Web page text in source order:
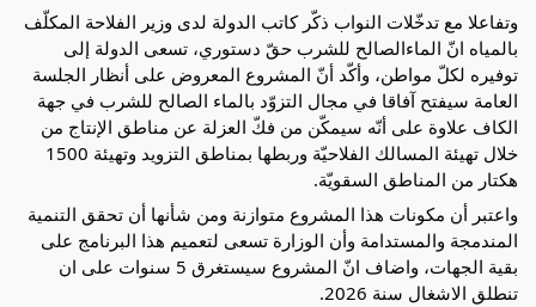
وتفاعلا مع تدخّلات النواب ذكّر كاتب الدولة لدى وزير الفلاحة المكلّف
بالمياه انّ الماءالصالح للشرب حقّ دستوري، تسعى الدولة إلى
توفيره لكلّ مواطن، وأكّد أنّ المشروع المعروض على أنظار الجلسة
العامة سيفتح آفاقا في مجال التزوّد بالماء الصالح للشرب في جهة
الكاف علاوة على أنّه سيمكّن من فكّ العزلة عن مناطق الإنتاج من
خلال تهيئة المسالك الفلاحيّة وربطها بمناطق التزويد وتهيئة 1500
هكتار من المناطق السقويّة.
واعتبر أن مكونات هذا المشروع متوازنة ومن شأنها أن تحقق التنمية
المندمجة والمستدامة وأن الوزارة تسعى لتعميم هذا البرنامج على
بقية الجهات، واضاف انّ المشروع سيستغرق 5 سنوات على ان
تنطلق الاشغال سنة 2026.